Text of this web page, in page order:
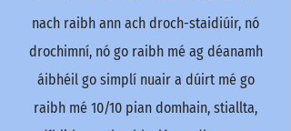
nach raibh ann ach droch-staidiúir, nó
drochimní, nó go raibh mé ag déanamh
áibhéil go simplí nuair a dúirt mé go
raibh mé 10/10 pian domhain, stiallta,